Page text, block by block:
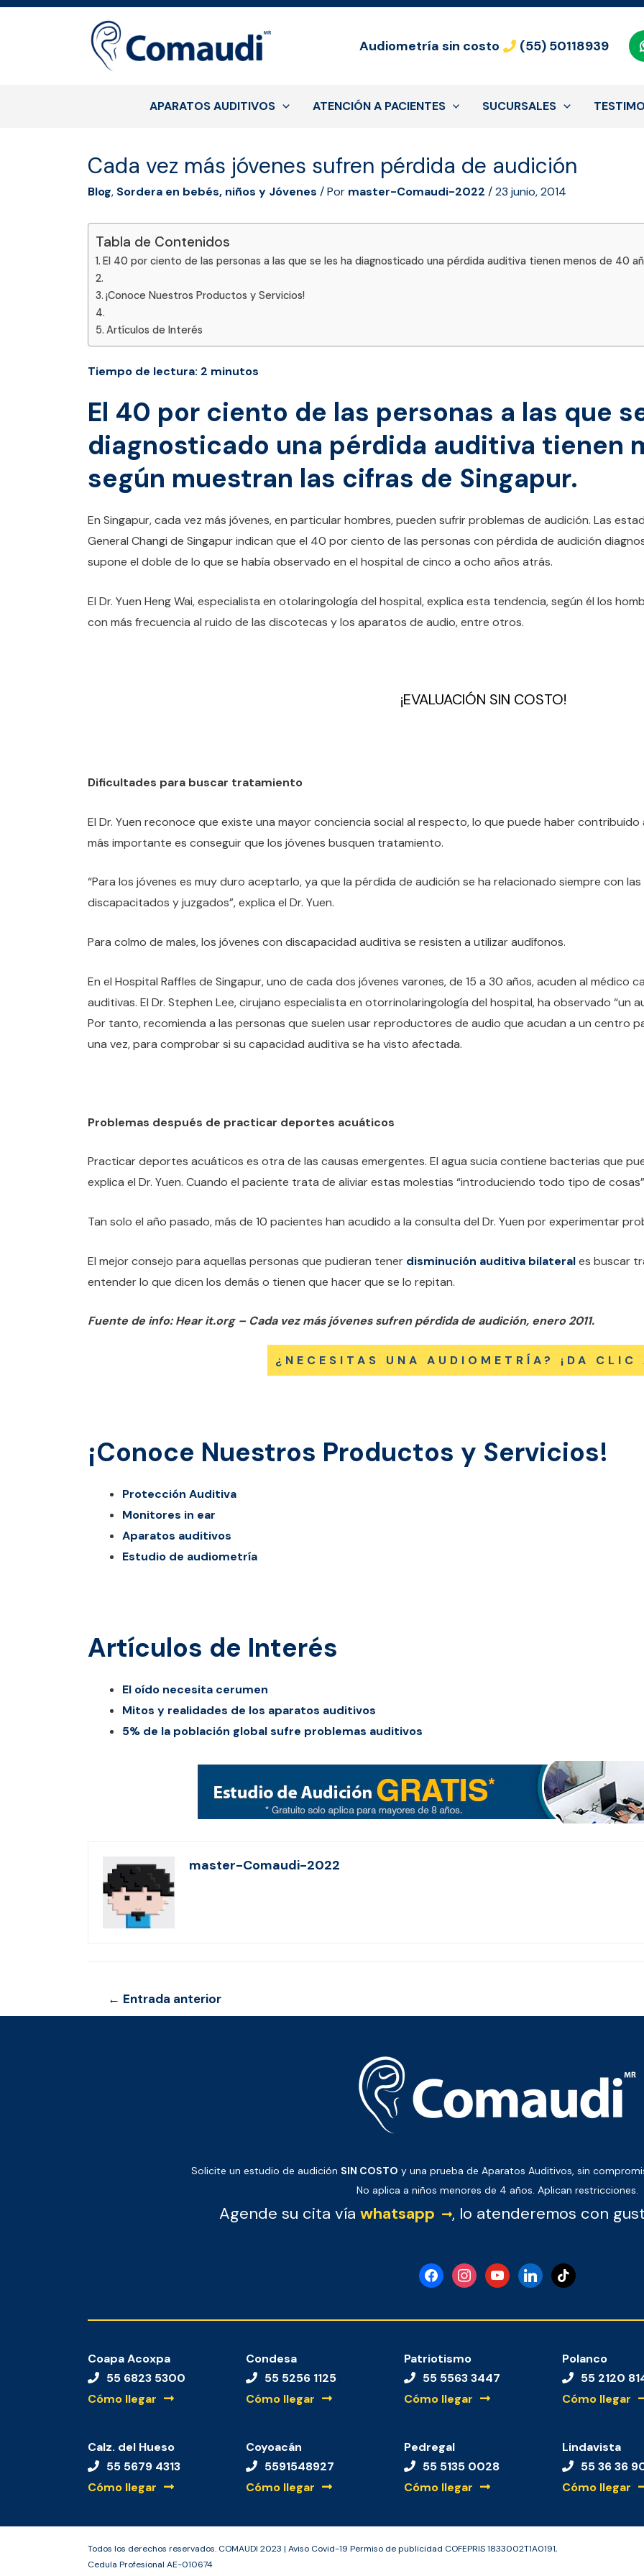
Ir
Audiometría sin costo (55) 50118939
APARATOS AUDITIVOS ATENCIÓN A PACIENTES SUCURSALES
Cada vez más jóvenes sufren pérdida de audición
Blog, Sordera en bebés, niños y Jóvenes / Por master-Comaudi-2022 /23 junio, 2014
Tabla de Contenidos
El 40 por ciento de las personas a las que se les ha diagnosticado una pérdida auditiva tienen menos de 40
¡Conoce Nuestros Productos y Servicios!
Artículos de Interés
Tiempo de lectura: 2 minutos
El 40 por ciento de las personas a las que
diagnosticado una pérdida auditiva tienen
según muestran las cifras de Singapur.
En Singapur, cada vez más jóvenes, en particular hombres, pueden sufrir problemas de audición. Las
General Changi de Singapur indican que el 40 por ciento de las personas con pérdida de audición
supone el doble de lo que se había observado en el hospital de cinco a ocho años atrás.
El Dr. Yuen Heng Wai, especialista en otolaringología del hospital, explica esta tendencia, según él los
con más frecuencia al ruido de las discotecas y los aparatos de audio, entre otros.
¡EVALUACIÓN SIN COSTO!
Dificultades para buscar tratamiento
El Dr. Yuen reconoce que existe una mayor conciencia social al respecto, lo que puede haber
más importante es conseguir que los jóvenes busquen tratamiento.
“Para los jóvenes es muy duro aceptarlo, ya que la pérdida de audición se ha relacionado siempre con
discapacitados y juzgados”, explica el Dr. Yuen.
Para colmo de males, los jóvenes con discapacidad auditiva se resisten a utilizar audífonos.
En el Hospital Raffles de Singapur, uno de cada dos jóvenes varones, de 15 a 30 años, acuden al médico
auditivas. El Dr. Stephen Lee, cirujano especialista en otorrinolaringología del hospital, ha observado “un
Por tanto, recomienda a las personas que suelen usar reproductores de audio que acudan a un centro
una vez, para comprobar si su capacidad auditiva se ha visto afectada.
Problemas después de practicar deportes acuáticos
Practicar deportes acuáticos es otra de las causas emergentes. El agua sucia contiene bacterias que
explica el Dr. Yuen. Cuando el paciente trata de aliviar estas molestias “introduciendo todo tipo de
Tan solo el año pasado, más de 10 pacientes han acudido a la consulta del Dr. Yuen por experimentar
El mejor consejo para aquellas personas que pudieran tener disminución auditiva bilaterales buscar
entender lo que dicen los demás o tienen que hacer que se lo repitan.
Fuente de info: Hear it.org – Cada vez más jóvenes sufren pérdida de audición, enero 2011.
¿NECESITAS UNA AUDIOMETRÍA? ¡DA CLIC
¡Conoce Nuestros Productos y Servicios!
Protección Auditiva
Monitores in ear
Aparatos auditivos
Estudio de audiometría
Artículos de Interés
El oído necesita cerumen
Mitos y realidades de los aparatos auditivos
5% de la población global sufre problemas auditivos
master-Comaudi-2022
Navegación
de
← Entrada anterior
Solicite un estudio de audición SIN COSTO y una prueba de Aparatos Auditivos, sin
No aplica a niños menores de 4 años. Aplican restricciones.
Agende su cita vía whatsapp , lo atenderemos con
facebookinstagramyoutubelinkedintiktok
Coapa Acoxpa
55 6823 5300
Cómo llegar
Condesa
55 5256 1125
Cómo llegar
Patriotismo
55 5563 3447
Cómo llegar
Polanco
55 2120
Cómo llegar
Calz. del Hueso
55 5679 4313
Cómo llegar
Coyoacán
5591548927
Cómo llegar
Pedregal
55 5135 0028
Cómo llegar
Lindavista
55 36 36
Cómo llegar
Todos los derechos reservados. COMAUDI 2023 | Aviso Covid-19 Permiso de publicidad COFEPRIS 1833002T1A0191,
Cedula Profesional AE-010674